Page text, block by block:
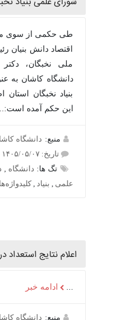
طی حکمی از سوی معاونت
اقتصاد دانش بنیان رئیس
ملی نخبگان، دکتر
دانشگاه کاشان به
بنیاد نخبگان استان
این حکم آمده است:...
منبع:دانشگاه کاشان
تاریخ: ۱۴۰۵/۰۵/۰۷
29 بازدید
تگ ها: دانشگاه,
بنیاد, کلیدواژه‌ها رئیس,
اعلام نتایج استعداد درخشان
ادامه خبر
منبع:دانشگاه کاشان